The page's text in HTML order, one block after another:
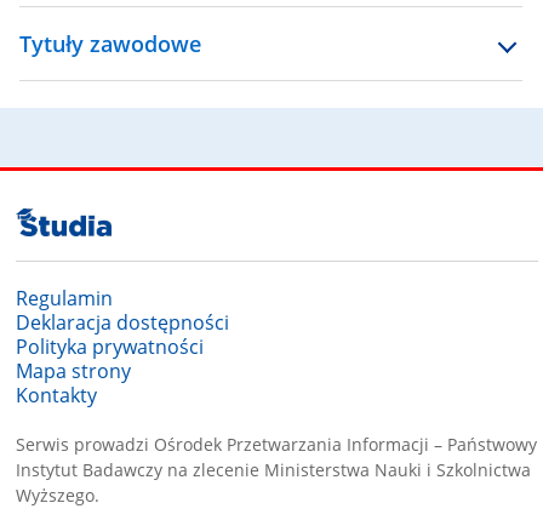
Tytuły zawodowe
Regulamin
Deklaracja dostępności
Mapa strony
Kontakty
Serwis prowadzi Ośrodek Przetwarzania Informacji – Państwowy
Instytut Badawczy na zlecenie Ministerstwa Nauki i Szkolnictwa
Wyższego.